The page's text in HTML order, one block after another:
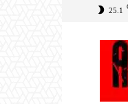
25.1